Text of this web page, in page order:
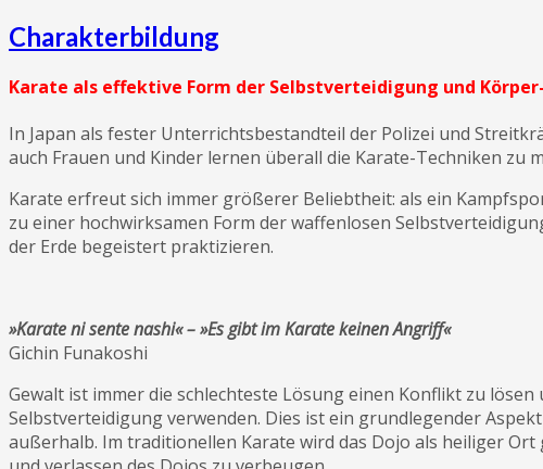
Charakterbildung
Karate als effektive Form der Selbstverteidigung und
In Japan als fester Unterrichtsbestandteil der Polizei und
auch Frauen und Kinder lernen überall die Karate-Techniken zu
Karate erfreut sich immer größerer Beliebtheit: als ein
zu einer hochwirksamen Form der waffenlosen
der Erde begeistert praktizieren.
»Karate ni sente nashi« – »Es gibt im Karate keinen Angriff«
Gichin Funakoshi
Gewalt ist immer die schlechteste Lösung einen Konflikt zu
Selbstverteidigung verwenden. Dies ist ein grundlegender
außerhalb. Im traditionellen Karate wird das Dojo als heiliger